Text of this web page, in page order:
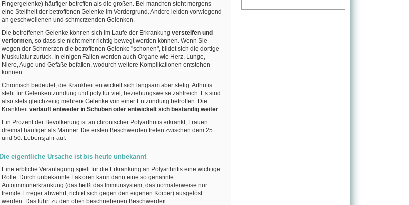
Fingergelenke) häufiger betroffen als die großen. Bei manchen steht morgens
eine Steifheit der betroffenen Gelenke im Vordergrund. Andere leiden vorwiegend
an geschwollenen und schmerzenden Gelenken.
Die betroffenen Gelenke können sich im Laufe der Erkrankung versteifen und
verformen, so dass sie nicht mehr richtig bewegt werden können. Wenn Sie
wegen der Schmerzen die betroffenen Gelenke "schonen", bildet sich die dortige
Muskulatur zurück. In einigen Fällen werden auch Organe wie Herz, Lunge,
Niere, Auge und Gefäße befallen, wodurch weitere Komplikationen entstehen
können.
Chronisch bedeutet, die Krankheit entwickelt sich langsam aber stetig. Arthritis
steht für Gelenkentzündung und poly für viel, beziehungsweise zahlreich. Es sind
also stets gleichzeitig mehrere Gelenke von einer Entzündung betroffen. Die
Krankheitverläuft entweder in Schüben oder entwickelt sich beständig weiter.
Ein Prozent der Bevölkerung ist an chronischer Polyarthritis erkrankt, Frauen
dreimal häufiger als Männer. Die ersten Beschwerden treten zwischen dem 25.
und 50. Lebensjahr auf.
Die eigentliche Ursache ist bis heute unbekannt
Eine erbliche Veranlagung spielt für die Erkrankung an Polyarthritis eine wichtige
Rolle. Durch unbekannte Faktoren kann dann eine so genannte
Autoimmunerkrankung (das heißt das Immunsystem, das normalerweise nur
fremde Erreger abwehrt, richtet sich gegen den eigenen Körper) ausgelöst
werden. Das führt zu den oben beschriebenen Beschwerden.